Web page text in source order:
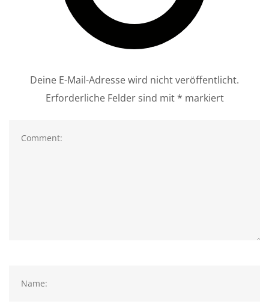
Deine E-Mail-Adresse wird nicht veröffentlicht.
Erforderliche Felder sind mit * markiert